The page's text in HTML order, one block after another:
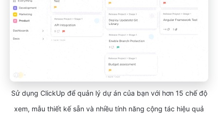
Sử dụng ClickUp để quản lý dự án của bạn với hơn 15 chế độ
xem, mẫu thiết kế sẵn và nhiều tính năng cộng tác hiệu quả